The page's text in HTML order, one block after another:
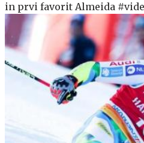
in prvi favorit Almeida